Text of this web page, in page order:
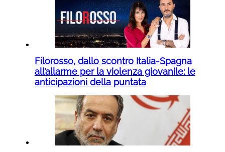
Filorosso, dallo scontro Italia-Spagna
all’allarme per la violenza giovanile: le
anticipazioni della puntata